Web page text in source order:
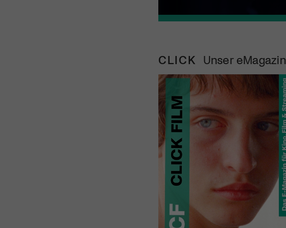
CLICK Unser eMagazin